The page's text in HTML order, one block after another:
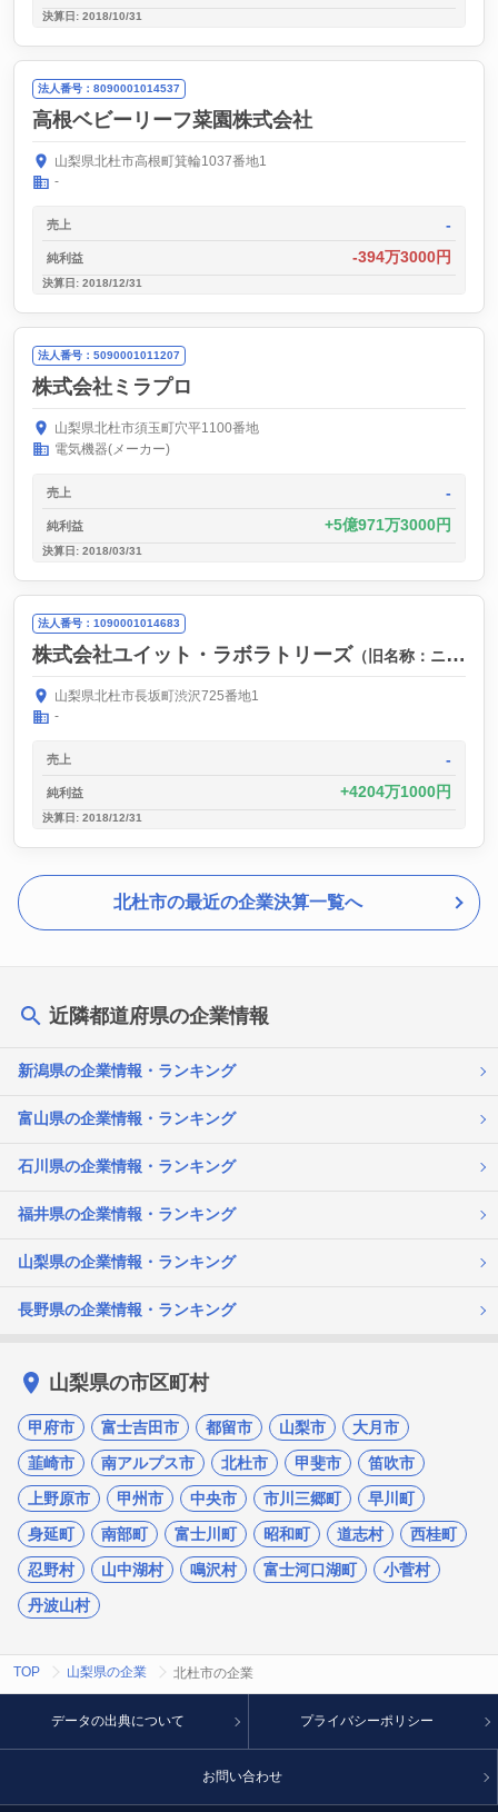
決算日: 2018/10/31
法人番号：8090001014537
高根ベビーリーフ菜園株式会社
山梨県北杜市高根町箕輪1037番地1
-
売上 -
純利益 -394万3000円
決算日: 2018/12/31
法人番号：5090001011207
株式会社ミラプロ
山梨県北杜市須玉町穴平1100番地
電気機器(メーカー)
売上 -
純利益 5億971万3000円
決算日: 2018/03/31
法人番号：1090001014683
株式会社ユイット・ラボラトリーズ （旧名称：ニッスイファルマ・コスメティックス株式会社）
山梨県北杜市長坂町渋沢725番地1
-
売上 -
純利益 4204万1000円
決算日: 2018/12/31
北杜市の最近の企業決算一覧へ
近隣都道府県の企業情報
新潟県の企業情報・ランキング
富山県の企業情報・ランキング
石川県の企業情報・ランキング
福井県の企業情報・ランキング
山梨県の企業情報・ランキング
長野県の企業情報・ランキング
山梨県の市区町村
甲府市 富士吉田市 都留市 山梨市
大月市
韮崎市
南アルプス市 北杜市 甲斐市
笛吹市
上野原市
甲州市 中央市 市川三郷町
早川町
身延町
南部町 富士川町 昭和町 道志村
西桂町
忍野村
山中湖村 鳴沢村 富士河口湖町
小菅村
丹波山村
TOP 山梨県の企業 北杜市の企業
データの出典について プライバシーポリシー
お問い合わせ